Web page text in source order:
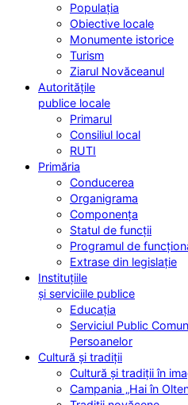
Populația
Obiective locale
Monumente istorice
Turism
Ziarul Novăceanul
Autoritățile
publice locale
Primarul
Consiliul local
RUTI
Primăria
Conducerea
Organigrama
Componența
Statul de funcții
Programul de
Extrase din legislație
Instituțiile
și serviciile publice
Educația
Serviciul Public
Persoanelor
Cultură și tradiții
Cultură și tradiții în
Campania „Hai în